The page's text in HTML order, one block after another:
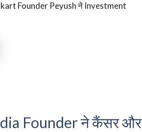
Founder Peyush ने Investment
Founder ने कैंसर और